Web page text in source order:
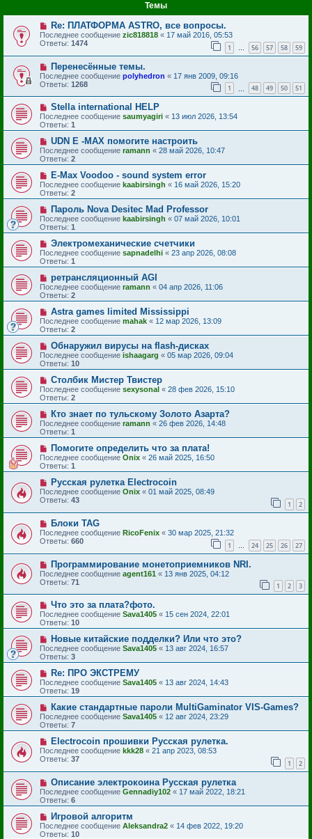
Темы
Re: ПЛАТФОРМА ASTRO, все вопросы.
Последнее сообщение zic818818 « 17 май 2016, 05:53
Ответы: 1474 1 … 56 57 58 59
Перенесённые темы.
Последнее сообщение polyhedron « 17 янв 2009, 09:16
Ответы: 1268 1 48 49 50 51
Stella international HELP
Последнее сообщение saumyagiri « 13 июл 2026, 13:54
Ответы: 1
UDN E -MAX помогите настроить
Последнее сообщение ramann « 28 май 2026, 10:47
Ответы: 2
E-Max Voodoo - sound system error
Последнее сообщение kaabirsingh « 16 май 2026, 15:20
Ответы: 2
Пароль Nova Desitec Mad Professor
Последнее сообщение kaabirsingh « 07 май 2026, 10:01
Ответы: 1
Электромеханические счетчики
Последнее сообщение sapnadelhi « 23 апр 2026, 08:08
Ответы: 1
ретрансляционный AGI
Последнее сообщение ramann « 04 апр 2026, 11:06
Ответы: 2
Astra games limited Mississippi
Последнее сообщение mahak « 12 мар 2026, 13:09
Ответы: 2
Обнаружил вирусы на flash-дисках
Последнее сообщение ishaagarg « 05 мар 2026, 09:04
Ответы: 10
Столбик Мистер Твистер
Последнее сообщение sexysonal « 28 фев 2026, 15:10
Ответы: 2
Кто знает по тульскому Золото Азарта?
Последнее сообщение ramann « 26 фев 2026, 14:48
Ответы: 1
Помогите определить что за плата!
Последнее сообщение Onix « 26 май 2025, 16:50
Ответы: 1
Русская рулетка Electrocoin
Последнее сообщение Onix « 01 май 2025, 08:49
Ответы: 43 1 2
Блоки TAG
Последнее сообщение RicoFenix « 30 мар 2025, 21:32
Ответы: 660 1 … 24 25 26 27
Программирование монетоприемников NRI.
Последнее сообщение agent161 « 13 янв 2025, 04:12
Ответы: 71 1 2 3
Что это за плата?фото.
Последнее сообщение Sava1405 « 15 сен 2024, 22:01
Ответы: 10
Новые китайские подделки? Или что это?
Последнее сообщение Sava1405 « 13 авг 2024, 16:57
Ответы: 3
Re: ПРО ЭКСТРЕМУ
Последнее сообщение Sava1405 « 13 авг 2024, 14:43
Ответы: 19
Какие стандартные пароли MultiGaminator VIS-Games?
Последнее сообщение Sava1405 « 12 авг 2024, 23:29
Ответы: 7
Electrocoin прошивки Русская рулетка.
Последнее сообщение kkk28 « 21 апр 2023, 08:53
Ответы: 37 1 2
Описание электрокоина Русская рулетка
Последнее сообщение Gennadiy102 « 17 май 2022, 18:21
Ответы: 6
Игровой алгоритм
Последнее сообщение Aleksandra2 « 14 фев 2022, 19:20
Ответы: 10